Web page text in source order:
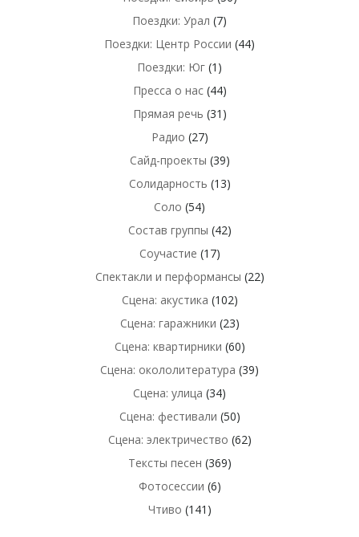
Поездки: Урал (7)
Поездки: Центр России (44)
Поездки: Юг (1)
Пресса о нас(44)
Прямая речь (31)
Радио (27)
Сайд-проекты (39)
Солидарность (13)
Соло (54)
Состав группы (42)
Соучастие (17)
Спектакли и перформансы (22)
Сцена: акустика (102)
Сцена: гаражники (23)
Сцена: квартирники (60)
Сцена: окололитература (39)
Сцена: улица (34)
Сцена: фестивали (50)
Сцена: электричество (62)
Тексты песен (369)
Фотосессии (6)
Чтиво (141)